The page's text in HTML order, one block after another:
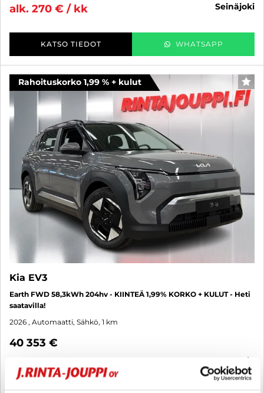
alk. 270 € / kk
seinäjoki
KATSO TIEDOT WHATSAPP
Rahoituskorko 1,99 % + kulut
Kia EV3
Earth FWD 58,3kWh 204hv - KIINTEÄ 1,99% KORKO + KULUT - Heti
saatavilla!
2026 , Automaatti, Sähkö, 1 km
40 353 €
kuopio